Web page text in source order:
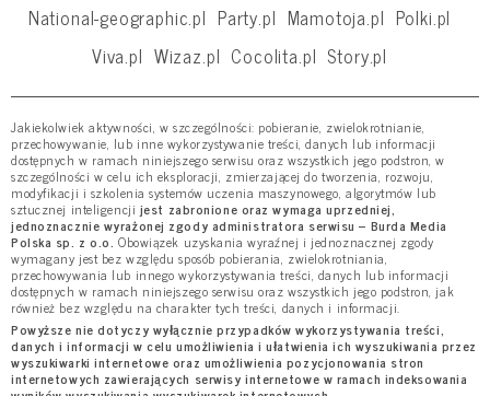
National-geographic.pl Party.pl Mamotoja.pl Polki.pl
Viva.pl Wizaz.pl Cocolita.pl Story.pl
Jakiekolwiek aktywności, w szczególności: pobieranie, zwielokrotnianie,
przechowywanie, lub inne wykorzystywanie treści, danych lub informacji
dostępnych w ramach niniejszego serwisu oraz wszystkich jego podstron, w
szczególności w celu ich eksploracji, zmierzającej do tworzenia, rozwoju,
modyfikacji i szkolenia systemów uczenia maszynowego, algorytmów lub
sztucznej inteligencji jest zabronione oraz wymaga uprzedniej,
jednoznacznie wyrażonej zgody administratora serwisu – Burda Media
Polska sp. z o.o. Obowiązek uzyskania wyraźnej i jednoznacznej zgody
wymagany jest bez względu sposób pobierania, zwielokrotniania,
przechowywania lub innego wykorzystywania treści, danych lub informacji
dostępnych w ramach niniejszego serwisu oraz wszystkich jego podstron, jak
również bez względu na charakter tych treści, danych i informacji.
Powyższe nie dotyczy wyłącznie przypadków wykorzystywania treści,
danych i informacji w celu umożliwienia i ułatwienia ich wyszukiwania przez
wyszukiwarki internetowe oraz umożliwienia pozycjonowania stron
internetowych zawierających serwisy internetowe w ramach indeksowania